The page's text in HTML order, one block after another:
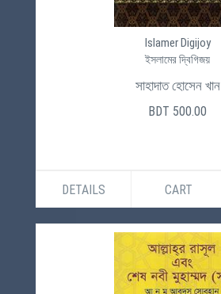
Islamer Digijoy
ইসলামের দ্বিগিজয়
সাহাদাত হোসেন খান
BDT 500.00
DETAILS CART